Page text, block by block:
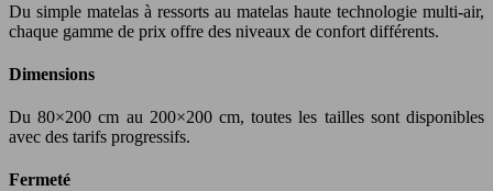
Du simple matelas à ressorts au matelas haute technologie multi-air,
chaque gamme de prix offre des niveaux de confort différents.
Dimensions
Du 80×200 cm au 200×200 cm, toutes les tailles sont disponibles
avec des tarifs progressifs.
Fermeté